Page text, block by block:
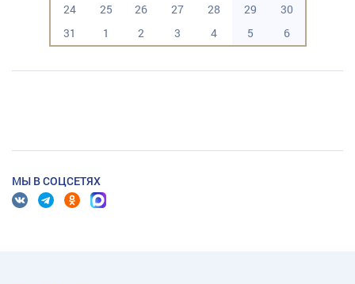
24
25 26 27 28 29
30
31
1 2 3 4 5 6
МЫ В СОЦСЕТЯХ